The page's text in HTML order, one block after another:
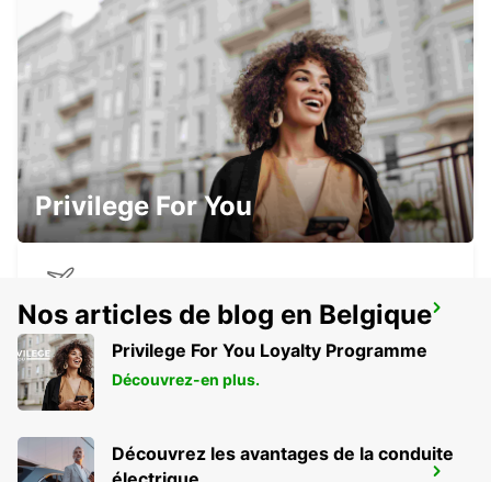
RATINGEN - GERMANY
DUSSELDORF DERENDORF
DUESSELDORF - GERMANY
DUSSELDORF AÉROPORT
DUESSELDORF - GERMANY
Privilege For You
Nos articles de blog en Belgique
Privilege For You Loyalty Programme
Découvrez-en plus.
Découvrez les avantages de la conduite